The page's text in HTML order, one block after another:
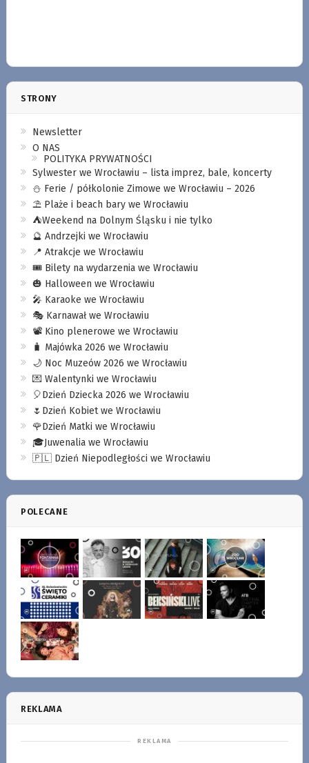
STRONY
Newsletter
O NAS
POLITYKA PRYWATNOŚCI
Sylwester we Wrocławiu – lista imprez, bale, koncerty
⛄️ Ferie / półkolonie Zimowe we Wrocławiu – 2026
⛱️ Plaże i beach bary we Wrocławiu
⛺️Weekend na Dolnym Śląsku i nie tylko
🔮 Andrzejki we Wrocławiu
📍 Atrakcje we Wrocławiu
🎟️ Bilety na wydarzenia we Wrocławiu
🎃 Halloween we Wrocławiu
🎤 Karaoke we Wrocławiu
🎭 Karnawał we Wrocławiu
📽️ Kino plenerowe we Wrocławiu
🧳 Majówka 2026 we Wrocławiu
🌙 Noc Muzeów 2026 we Wrocławiu
💌 Walentynki we Wrocławiu
🎈Dzień Dziecka 2026 we Wrocławiu
🌷Dzień Kobiet we Wrocławiu
🌹Dzień Matki we Wrocławiu
🎓Juwenalia we Wrocławiu
🇵🇱 Dzień Niepodległości we Wrocławiu
POLECANE
REKLAMA